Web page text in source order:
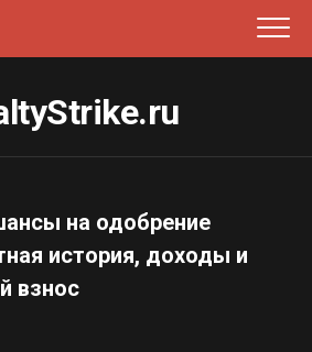
на одобрение
история, доходы и
взнос